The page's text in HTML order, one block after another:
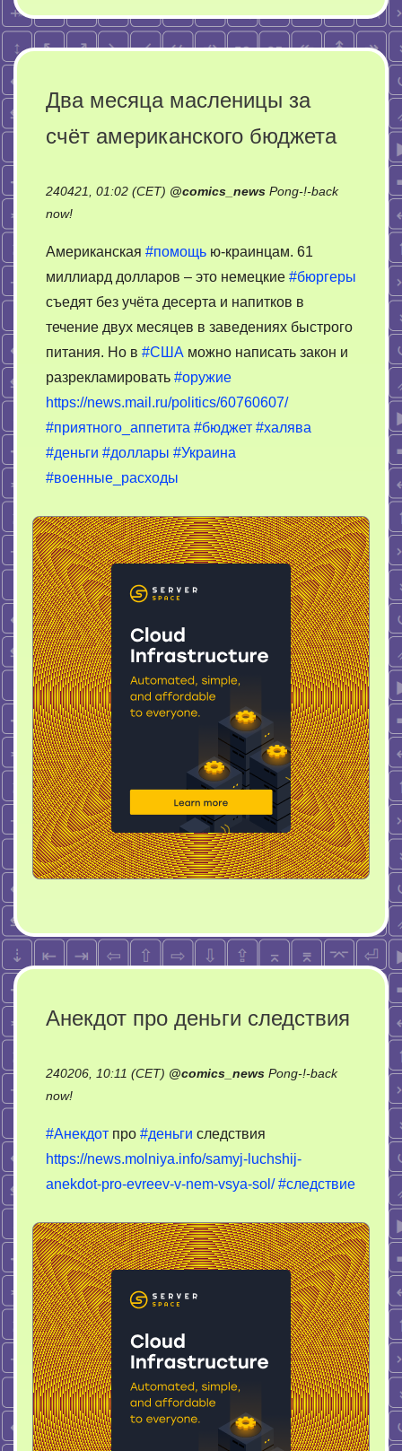
Два месяца масленицы за
счёт американского бюджета
240421, 01:02 (CET) @comics_news Pong-!-back
now!on
месяца
масленицы
за
счёт
американского
Американская #помощь ю-краинцам. 61
миллиард долларов – это немецкие #бюргеры
съедят без учёта десерта и напитков в
течение двух месяцев в заведениях быстрого
питания. Но в #США можно написать закон и
разрекламировать #оружие
https://news.mail.ru/politics/60760607/
#приятного_аппетита #бюджет #халява
#деньги #доллары #Украина
#военные_расходы
Анекдот про деньги следствия
240206, 10:11 (CET) @comics_news Pong-!-back
now!on
про
деньги
следствия
#Анекдот про #деньги следствия
https://news.molniya.info/samyj-luchshij-
anekdot-pro-evreev-v-nem-vsya-sol/ #следствие